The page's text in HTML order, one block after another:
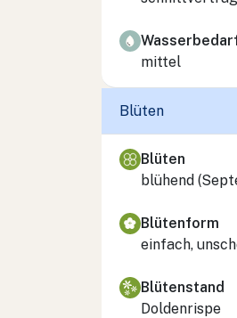
mittel
Blüten
Blüten
blühend
Blütenform
einfach,
Blütenstand
Doldenrispe